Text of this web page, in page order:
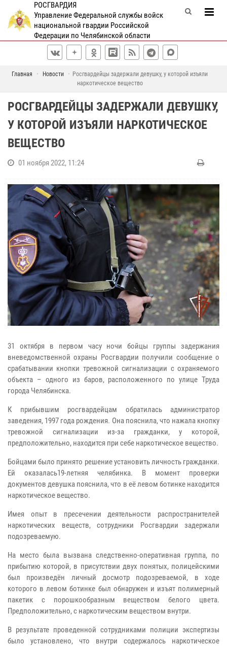
РОСГВАРДИЯ
Управление Федеральной службы войск
национальной гвардии Российской
Федерации по Челябинской области
Главная Новости
Росгвардейцы задержали девушку, у которой изъяли
наркотическое вещество
РОСГВАРДЕЙЦЫ ЗАДЕРЖАЛИ ДЕВУШКУ,
У КОТОРОЙ ИЗЪЯЛИ НАРКОТИЧЕСКОЕ
ВЕЩЕСТВО
01 ноября 2022, 11:24
31 октября в первом часу ночи бойцы группы задержания
вневедомственной охраны Росгвардии получили сообщение о
срабатывании кнопки тревожной сигнализации с охраняемого
объекта – одного из баров, расположенного по улице Труда
города Челябинска.
К прибывшим росгвардейцам обратилась администратор
заведения, 1997 года рождения. Она пояснила, что нажала кнопку
тревожной сигнализации из-за гражданки, у которой,
предположительно, находится при себе наркотическое вещество.
Бойцами было принято решение установить личность гражданки.
Ей оказалась19-летняя челябинка. В момент проверки
документов девушка пояснила, что в её левом ботинке находится
наркотическое вещество.
Имея опыт в пресечении деятельности распространителей
наркотических веществ, сотрудники Росгвардии задержали
подозреваемую.
На место была вызвана следственно-оперативная группа, по
прибытию которой, в присутствии двух понятых, полицейскими
был произведён личный досмотр подозреваемой, в ходе
которого в левом ботинке был обнаружен и изъят полимерный
пакетик с порошкообразным веществом белого цвета.
Предположительно, с наркотическим веществом внутри.
В результате проведенной сотрудниками полиции экспертизы
было установлено, что внутри содержалось наркотическое